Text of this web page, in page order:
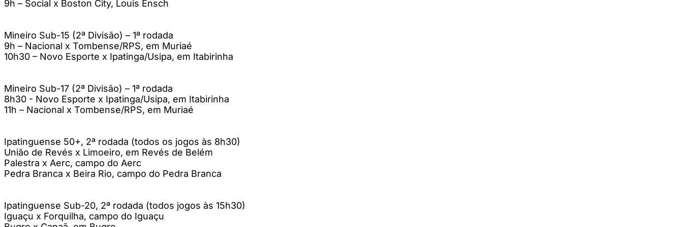
9h – Social x Boston City, Louis Ensch
Mineiro Sub-15 (2ª Divisão) – 1ª rodada
9h – Nacional x Tombense/RPS, em Muriaé
10h30 – Novo Esporte x Ipatinga/Usipa, em Itabirinha
Mineiro Sub-17 (2ª Divisão) – 1ª rodada
8h30 - Novo Esporte x Ipatinga/Usipa, em Itabirinha
11h – Nacional x Tombense/RPS, em Muriaé
Ipatinguense 50+, 2ª rodada (todos os jogos às 8h30)
União de Revés x Limoeiro, em Revés de Belém
Palestra x Aerc, campo do Aerc
Pedra Branca x Beira Rio, campo do Pedra Branca
Ipatinguense Sub-20, 2ª rodada (todos jogos às 15h30)
Iguaçu x Forquilha, campo do Iguaçu